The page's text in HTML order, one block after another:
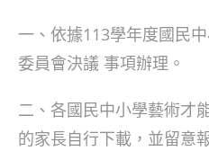
一、依據113學年度國民
委員會決議 事項辦理。
二、各國民中小學藝術才
的家長自行下載，並留意